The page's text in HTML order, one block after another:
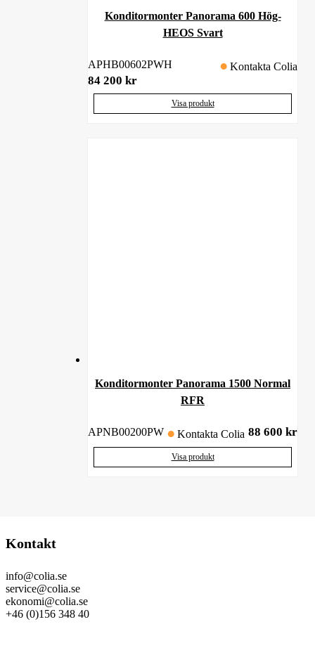
Konditormonter Panorama 600 Hög-
HEOS Svart
APHB00602PWH Kontakta Colia
84 200 kr
Visa produkt
Konditormonter Panorama 1500 Normal
RFR
APNB00200PW Kontakta Colia 88 600 kr
Visa produkt
Kontakt
info@colia.se
service@colia.se
ekonomi@colia.se
+46 (0)156 348 40